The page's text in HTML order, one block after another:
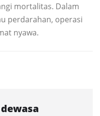
mortalitas. Dalam
perdarahan, operasi
nyawa.